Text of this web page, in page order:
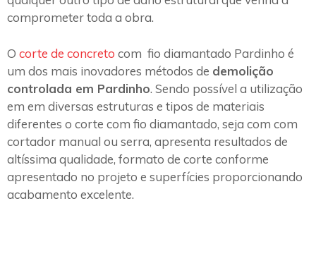
comprometer toda a obra.
O corte de concreto com fio diamantado Pardinho é
um dos mais inovadores métodos de demolição
controlada em Pardinho. Sendo possível a utilização
em em diversas estruturas e tipos de materiais
diferentes o corte com fio diamantado, seja com com
cortador manual ou serra, apresenta resultados de
altíssima qualidade, formato de corte conforme
apresentado no projeto e superfícies proporcionando
acabamento excelente.